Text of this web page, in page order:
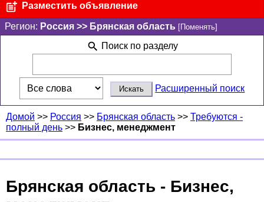
Разместить объявление
Регион: Россия >> Брянская область [Поменять]
Поиск по разделу
Расширенный поиск
Домой >> Россия >> Брянская область >> Требуются -
полный день >> Бизнес, менеджмент
Брянская область - Бизнес,